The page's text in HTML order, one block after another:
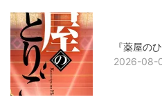
『薬屋の
2026-08-